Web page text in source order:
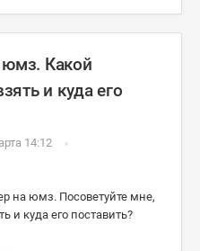
юмз. Какой
и куда его
14:12
на юмз. Посоветуйте мне,
и куда его поставить?